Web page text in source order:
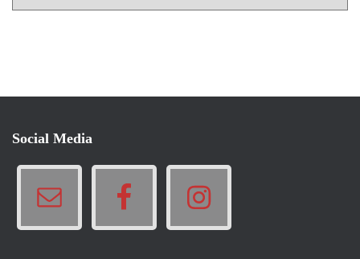
n
Social Media